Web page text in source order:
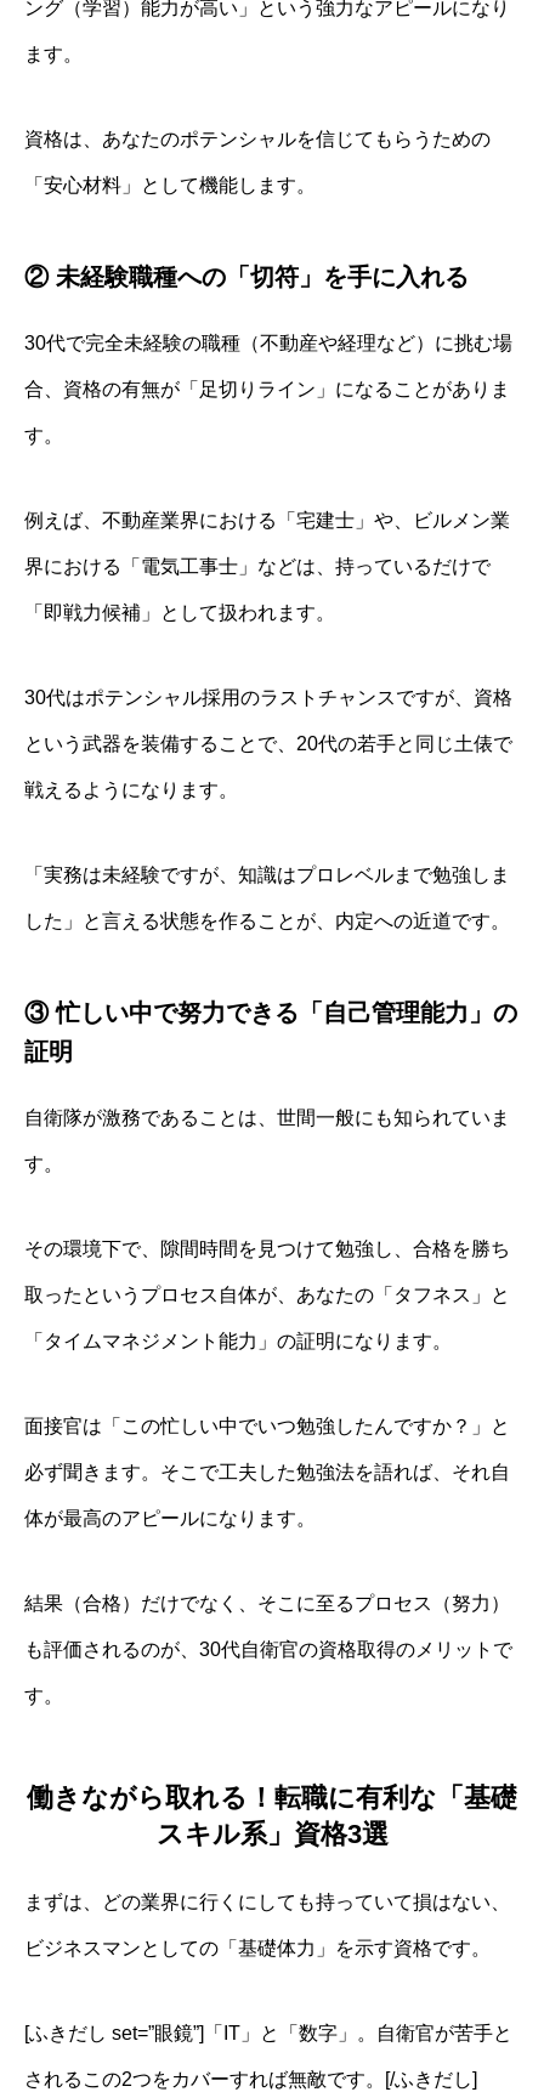
ング（学習）能力が高い」という強力なアピールになり
ます。
資格は、あなたのポテンシャルを信じてもらうための
「安心材料」として機能します。
② 未経験職種への「切符」を手に入れる
30代で完全未経験の職種（不動産や経理など）に挑む場
合、資格の有無が「足切りライン」になることがありま
す。
例えば、不動産業界における「宅建士」や、ビルメン業
界における「電気工事士」などは、持っているだけで
「即戦力候補」として扱われます。
30代はポテンシャル採用のラストチャンスですが、資格
という武器を装備することで、20代の若手と同じ土俵で
戦えるようになります。
「実務は未経験ですが、知識はプロレベルまで勉強しま
した」と言える状態を作ることが、内定への近道です。
③ 忙しい中で努力できる「自己管理能力」の
証明
自衛隊が激務であることは、世間一般にも知られていま
す。
その環境下で、隙間時間を見つけて勉強し、合格を勝ち
取ったというプロセス自体が、あなたの「タフネス」と
「タイムマネジメント能力」の証明になります。
面接官は「この忙しい中でいつ勉強したんですか？」と
必ず聞きます。そこで工夫した勉強法を語れば、それ自
体が最高のアピールになります。
結果（合格）だけでなく、そこに至るプロセス（努力）
も評価されるのが、30代自衛官の資格取得のメリットで
す。
働きながら取れる！転職に有利な「基礎
スキル系」資格3選
まずは、どの業界に行くにしても持っていて損はない、
ビジネスマンとしての「基礎体力」を示す資格です。
[ふきだし set=”眼鏡”]「IT」と「数字」。自衛官が苦手と
されるこの2つをカバーすれば無敵です。[/ふきだし]